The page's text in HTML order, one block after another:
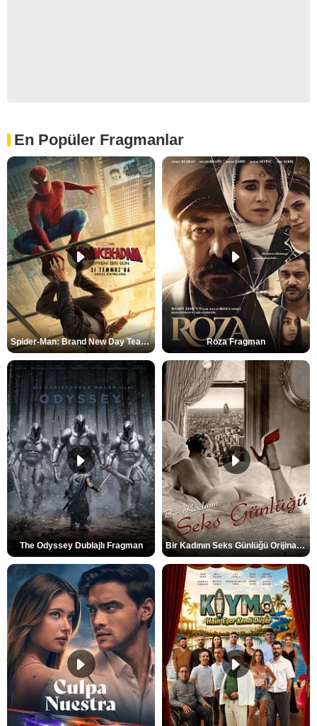
En Popüler Fragmanlar
Spider-Man: Brand New Day Teaser Roza Fragman
The Odyssey Dublajlı Fragman Bir Kadının Seks Günlüğü Orijinal Fragman